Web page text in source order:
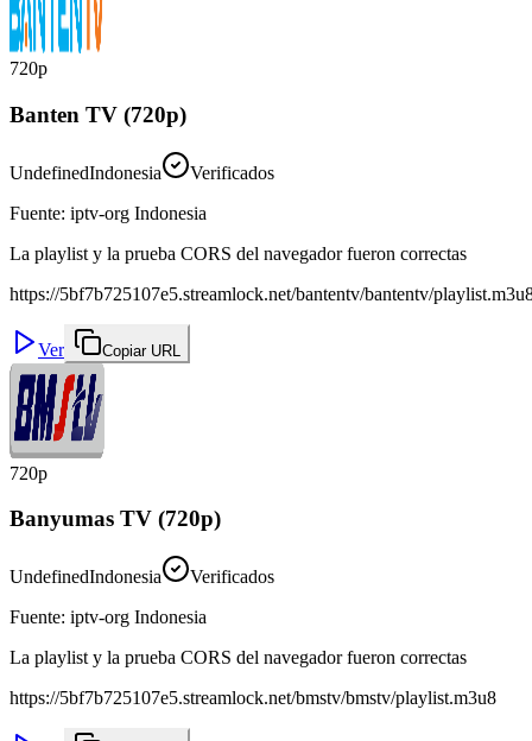
720p
Banten TV (720p)
UndefinedIndonesia
Verificados
Fuente: iptv-org Indonesia
La playlist y la prueba CORS del navegador fueron correctas
https://5bf7b725107e5.streamlock.net/bantentv/bantentv/
Ver Copiar URL
720p
Banyumas TV (720p)
UndefinedIndonesia
Verificados
Fuente: iptv-org Indonesia
La playlist y la prueba CORS del navegador fueron correctas
https://5bf7b725107e5.streamlock.net/bmstv/bmstv/playlist.m3u8